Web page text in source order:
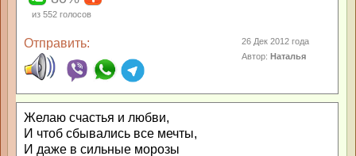
из 552 голосов
Отправить:
26 Дек 2012 года
Автор:Наталья
Желаю счастья и любви,
И чтоб сбывались все мечты,
И даже в сильные морозы